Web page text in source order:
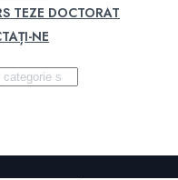
TEZE DOCTORAT
NE